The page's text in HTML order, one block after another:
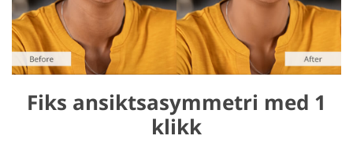
Fiks ansiktsasymmetri med 1
klikk